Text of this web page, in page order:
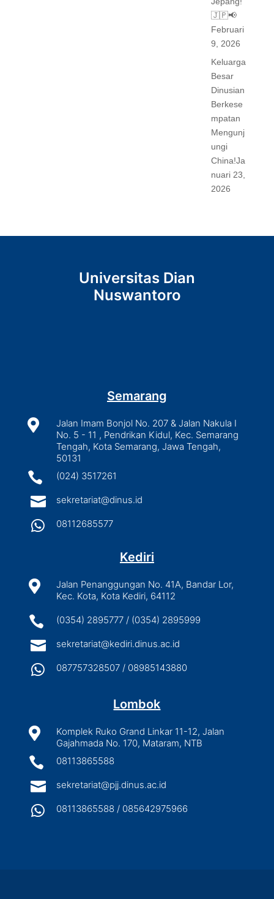
🇯🇵📢
Februari
9, 2026
Keluarga
Besar
Dinusian
Berkese
mpatan
Mengunj
ungi
China!Ja
nuari 23,
2026
Universitas Dian
Nuswantoro
Semarang

Jalan Imam Bonjol No. 207 & Jalan Nakula I
No. 5 - 11 , Pendrikan Kidul, Kec. Semarang
Tengah, Kota Semarang, Jawa Tengah,
50131
 (024) 3517261
 sekretariat@dinus.id
 08112685577
Kediri

Jalan Penanggungan No. 41A, Bandar Lor,
Kec. Kota, Kota Kediri, 64112
 (0354) 2895777 / (0354) 2895999
 sekretariat@kediri.dinus.ac.id
 087757328507 / 08985143880
Lombok

Komplek Ruko Grand Linkar 11-12, Jalan
Gajahmada No. 170, Mataram, NTB
 08113865588
 sekretariat@pjj.dinus.ac.id
 08113865588 / 085642975966